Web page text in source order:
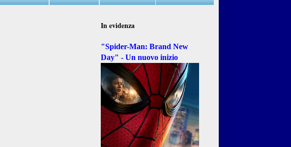
In evidenza
"Spider-Man: Brand New
Day" - Un nuovo inizio